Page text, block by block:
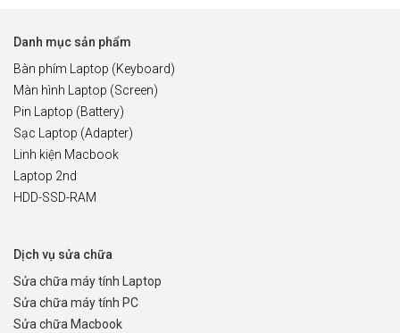
Danh mục sản phẩm
Bàn phím Laptop (Keyboard)
Màn hình Laptop (Screen)
Pin Laptop (Battery)
Sạc Laptop (Adapter)
Linh kiện Macbook
Laptop 2nd
HDD-SSD-RAM
Dịch vụ sửa chữa
Sửa chữa máy tính Laptop
Sửa chữa máy tính PC
Sửa chữa Macbook